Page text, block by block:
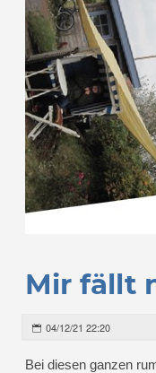
Mir fällt
04/12/21 22:20
Bei diesen ganzen